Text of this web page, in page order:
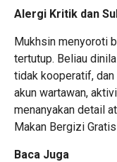
Alergi Kritik dan
Mukhsin menyoroti
tertutup. Beliau
tidak kooperatif,
akun wartawan,
menanyakan detail
Makan Bergizi Gratis
Baca Juga